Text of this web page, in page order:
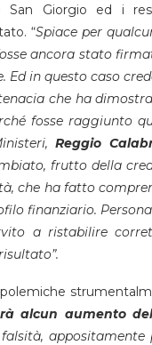
Giorgio ed i
“Spiace per
ancora stato
Ed in questo caso
che ha
fosse raggiunto
Reggio
frutto della
che ha fatto
finanziario.
a ristabilire
alcun aumento